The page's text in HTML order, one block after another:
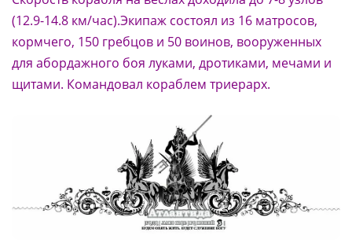
(12.9-14.8 км/час).Экипаж состоял из 16 матросов,
кормчего, 150 гребцов и 50 воинов, вооруженных
для абордажного боя луками, дротиками, мечами и
щитами. Командовал кораблем триерарх.